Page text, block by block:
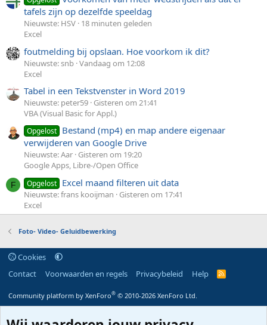
tafels zijn op dezelfde speeldag
Nieuwste: HSV 18 minuten geleden
Excel
foutmelding bij opslaan. Hoe voorkom ik dit?
Nieuwste: snb Vandaag om 12:08
Excel
Tabel in een Tekstvenster in Word 2019
Nieuwste: peter59 Gisteren om 21:41
VBA (Visual Basic for Appl.)
Opgelost Bestand (mp4) en map andere eigenaar
verwijderen van Google Drive
Nieuwste: Aar Gisteren om 19:20
Google Apps, Libre-/Open Office
F Opgelost Excel maand filteren uit data
Nieuwste: frans kooijman
Gisteren om 17:41
Excel
Foto- Video- Geluidbewerking
Cookies
Contact
Voorwaarden en regels Privacybeleid Help
R
S
Community platform by XenForo® © 2010-2026 XenForo Ltd.